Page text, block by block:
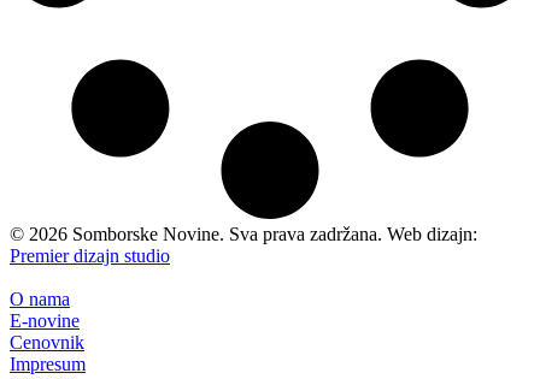
© 2026 Somborske Novine. Sva prava zadržana. Web dizajn:
Premier dizajn studio
O nama
E-novine
Cenovnik
Impresum